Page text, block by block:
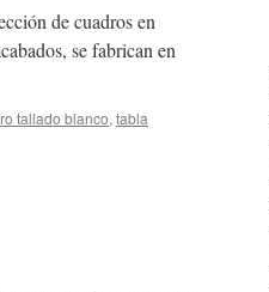
de cuadros en
se fabrican en
tallado blanco, tabla